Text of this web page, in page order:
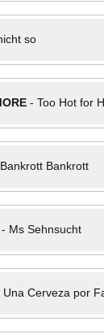
so
- Too Hot for
Bankrott Bankrott
Ms Sehnsucht
Una Cerveza por